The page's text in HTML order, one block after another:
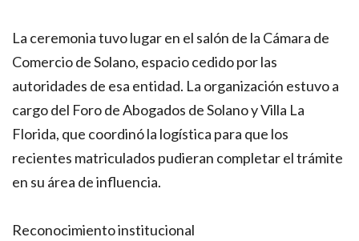
La ceremonia tuvo lugar en el salón de la Cámara de
Comercio de Solano, espacio cedido por las
autoridades de esa entidad. La organización estuvo a
cargo del Foro de Abogados de Solano y Villa La
Florida, que coordinó la logística para que los
recientes matriculados pudieran completar el trámite
en su área de influencia.
Reconocimiento institucional